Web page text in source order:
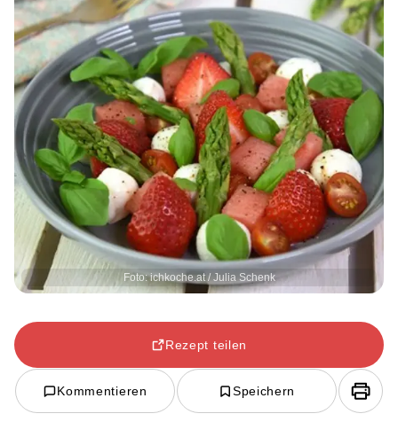
Foto: ichkoche.at / Julia Schenk
Rezept teilen
Kommentieren Speichern